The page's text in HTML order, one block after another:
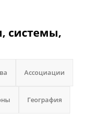
системы,
Ассоциации
География